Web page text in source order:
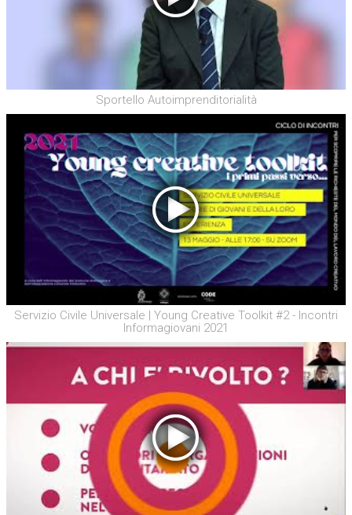
Sportello Autoimprenditorialità
Servizio Civile Universale | Young Creative Toolkit #2 - Incontri
Informagiovani 2021